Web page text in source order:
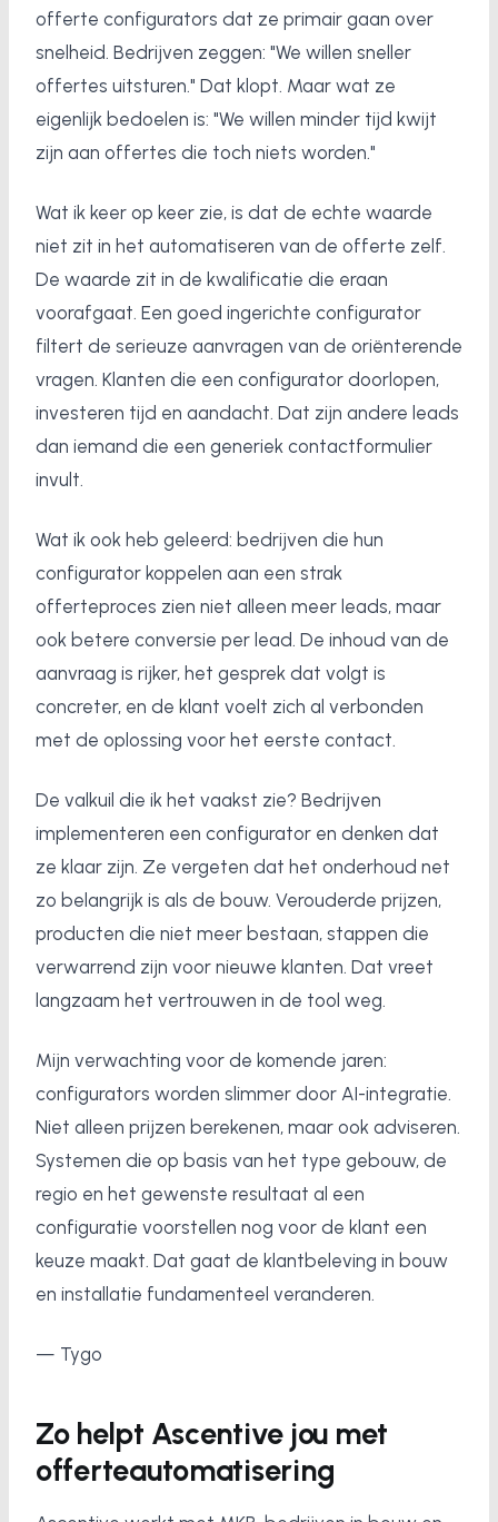
offerte configurators dat ze primair gaan over
snelheid. Bedrijven zeggen: "We willen sneller
offertes uitsturen." Dat klopt. Maar wat ze
eigenlijk bedoelen is: "We willen minder tijd kwijt
zijn aan offertes die toch niets worden."
Wat ik keer op keer zie, is dat de echte waarde
niet zit in het automatiseren van de offerte zelf.
De waarde zit in de kwalificatie die eraan
voorafgaat. Een goed ingerichte configurator
filtert de serieuze aanvragen van de oriënterende
vragen. Klanten die een configurator doorlopen,
investeren tijd en aandacht. Dat zijn andere leads
dan iemand die een generiek contactformulier
invult.
Wat ik ook heb geleerd: bedrijven die hun
configurator koppelen aan een strak
offerteproces zien niet alleen meer leads, maar
ook betere conversie per lead. De inhoud van de
aanvraag is rijker, het gesprek dat volgt is
concreter, en de klant voelt zich al verbonden
met de oplossing voor het eerste contact.
De valkuil die ik het vaakst zie? Bedrijven
implementeren een configurator en denken dat
ze klaar zijn. Ze vergeten dat het onderhoud net
zo belangrijk is als de bouw. Verouderde prijzen,
producten die niet meer bestaan, stappen die
verwarrend zijn voor nieuwe klanten. Dat vreet
langzaam het vertrouwen in de tool weg.
Mijn verwachting voor de komende jaren:
configurators worden slimmer door AI-integratie.
Niet alleen prijzen berekenen, maar ook adviseren.
Systemen die op basis van het type gebouw, de
regio en het gewenste resultaat al een
configuratie voorstellen nog voor de klant een
keuze maakt. Dat gaat de klantbeleving in bouw
en installatie fundamenteel veranderen.
— Tygo
Zo helpt Ascentive jou met
offerteautomatisering